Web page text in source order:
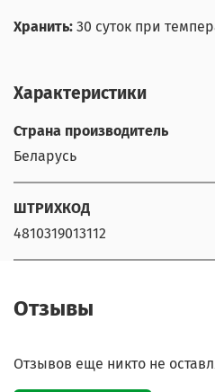
Хранить: 30 суток при
Характеристики
Страна производитель
Беларусь
ШТРИХКОД
4810319013112
Отзывы
Отзывов еще никто не